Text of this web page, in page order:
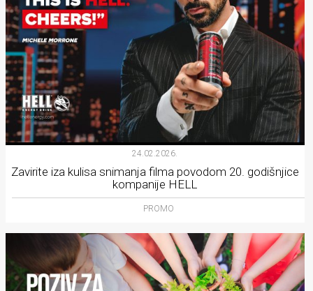
24.02.2026.
Zavirite iza kulisa snimanja filma povodom 20. godišnjice
kompanije HELL
PROMO